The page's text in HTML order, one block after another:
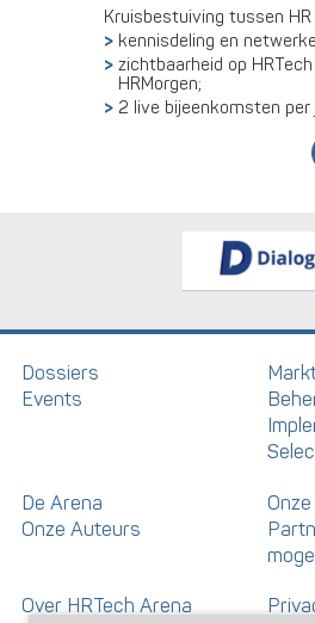
Kruisbestuiving tussen HR
kennisdeling en
zichtbaarheid op
HRMorgen;
2 live bijeenkomsten per
Dossiers
Events
De Arena
Onze Auteurs
Over HRTech Arena